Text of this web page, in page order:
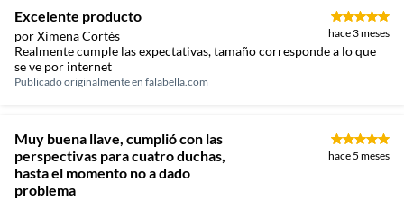
Excelente producto
por Ximena Cortés hace 3 meses
Realmente cumple las expectativas, tamaño corresponde a lo que
se ve por internet
Publicado originalmente en falabella.com
Muy buena llave, cumplió con las
perspectivas para cuatro duchas,
hasta el momento no a dado
problema
hace 5 meses